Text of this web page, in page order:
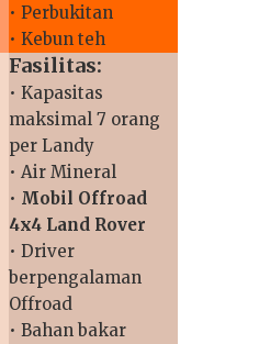
• Perbukitan
• Kebun teh
Fasilitas:
• Kapasitas
maksimal 7 orang
per Landy
• Air Mineral
• Mobil Offroad
4x4 Land Rover
• Driver
berpengalaman
Offroad
• Bahan bakar